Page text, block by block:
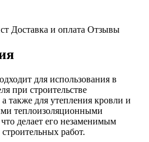
Доставка и оплата Отзывы
для использования в
при строительстве
также для утепления кровли и
теплоизоляционными
делает его незаменимым
работ.